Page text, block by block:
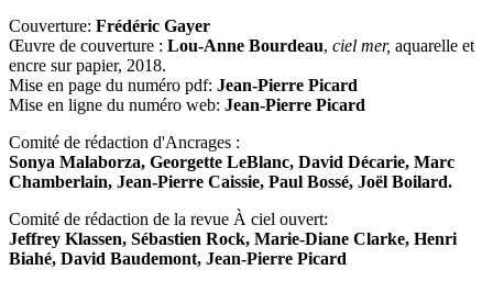
Couverture: Frédéric Gayer
Œuvre de couverture : Lou-Anne Bourdeau, ciel mer, aquarelle et
encre sur papier, 2018.
Mise en page du numéro pdf: Jean-Pierre Picard
Mise en ligne du numéro web: Jean-Pierre Picard
Comité de rédaction d'Ancrages :
Sonya Malaborza, Georgette LeBlanc, David Décarie, Marc
Chamberlain, Jean-Pierre Caissie, Paul Bossé, Joël Boilard.
Comité de rédaction de la revue À ciel ouvert:
Jeffrey Klassen, Sébastien Rock, Marie-Diane Clarke, Henri
Biahé, David Baudemont, Jean-Pierre Picard